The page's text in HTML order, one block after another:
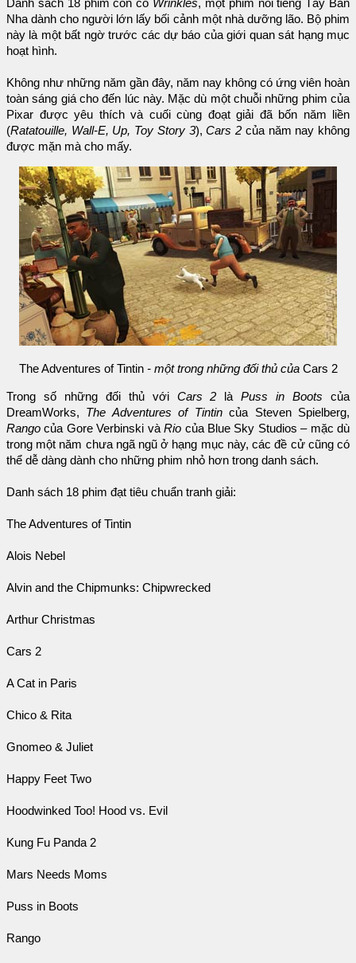
Danh sách 18 phim còn có Wrinkles, một phim nói tiếng Tây Ban
Nha dành cho người lớn lấy bối cảnh một nhà dưỡng lão. Bộ phim
này là một bất ngờ trước các dự báo của giới quan sát hạng mục
hoạt hình.
Không như những năm gần đây, năm nay không có ứng viên hoàn
toàn sáng giá cho đến lúc này. Mặc dù một chuỗi những phim của
Pixar được yêu thích và cuối cùng đoạt giải đã bốn năm liền
(Ratatouille, Wall-E, Up, Toy Story 3),Cars 2 của năm nay không
được mặn mà cho mấy.
The Adventures of Tintin - một trong những đối thủ củaCars 2
Trong số những đối thủ với Cars 2 làPuss in Boots của
DreamWorks, The Adventures of Tintincủa Steven Spielberg,
Rangocủa Gore Verbinski vàRio của Blue Sky Studios – mặc dù
trong một năm chưa ngã ngũ ở hạng mục này, các đề cử cũng có
thể dễ dàng dành cho những phim nhỏ hơn trong danh sách.
Danh sách 18 phim đạt tiêu chuẩn tranh giải:
The Adventures of Tintin
Alois Nebel
Alvin and the Chipmunks: Chipwrecked
Arthur Christmas
Cars 2
A Cat in Paris
Chico & Rita
Gnomeo & Juliet
Happy Feet Two
Hoodwinked Too! Hood vs. Evil
Kung Fu Panda 2
Mars Needs Moms
Puss in Boots
Rango